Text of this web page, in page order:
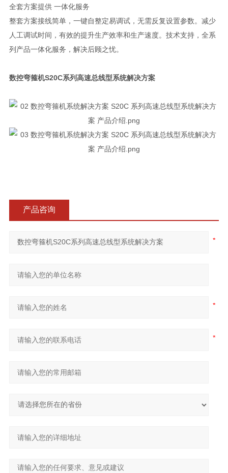
全套方案提供 一体化服务
整套方案接线简单，一键自整定易调试，无需反复设置参数。减少
人工调试时间，有效的提升生产效率和生产速度。技术支持，全系
列产品一体化服务，解决后顾之忧。
数控弯箍机S20C系列高速总线型系统解决方案
产品咨询